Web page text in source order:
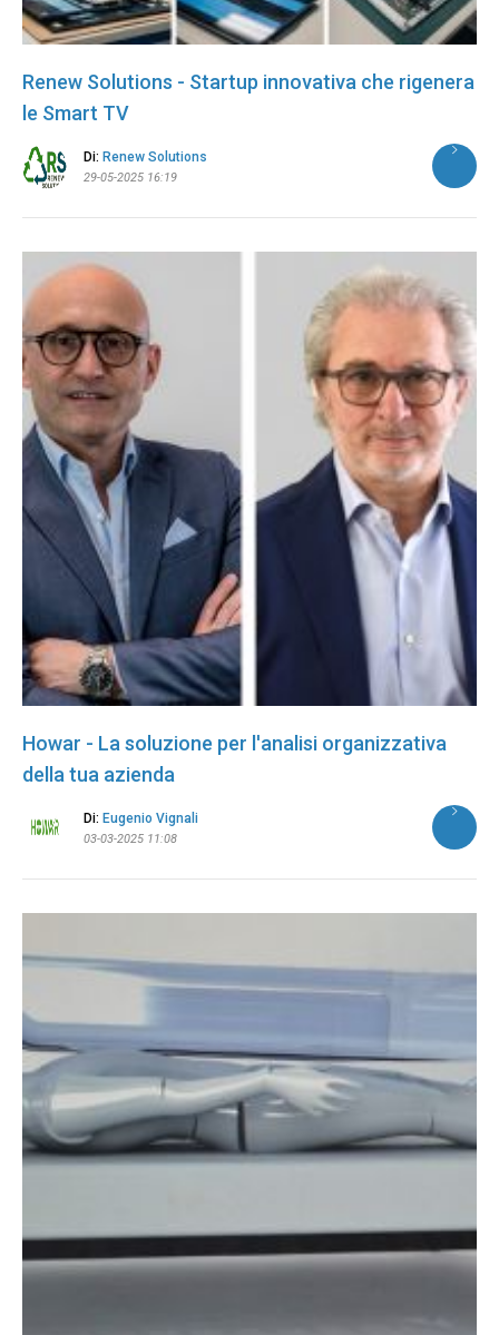
Renew Solutions - Startup innovativa che rigenera
le Smart TV
Di: Renew Solutions
29-05-2025 16:19
Howar - La soluzione per l'analisi organizzativa
della tua azienda
Di: Eugenio Vignali
03-03-2025 11:08